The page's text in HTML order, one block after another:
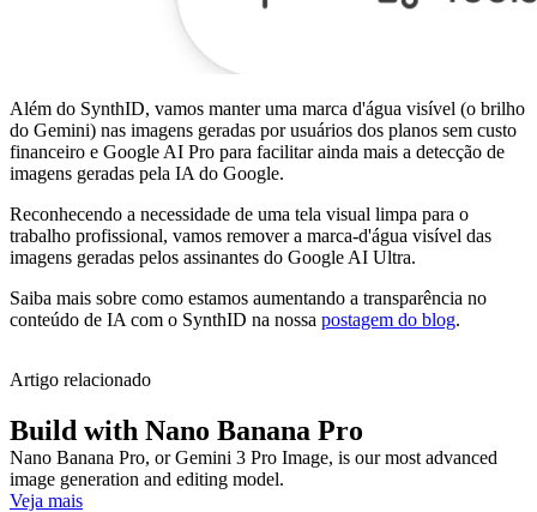
Além do SynthID, vamos manter uma marca d'água visível (o brilho
do Gemini) nas imagens geradas por usuários dos planos sem custo
financeiro e Google AI Pro para facilitar ainda mais a detecção de
imagens geradas pela IA do Google.
Reconhecendo a necessidade de uma tela visual limpa para o
trabalho profissional, vamos remover a marca-d'água visível das
imagens geradas pelos assinantes do Google AI Ultra.
Saiba mais sobre como estamos aumentando a transparência no
conteúdo de IA com o SynthID na nossa postagem do blog.
Artigo relacionado
Build with Nano Banana Pro
Nano Banana Pro, or Gemini 3 Pro Image, is our most advanced
image generation and editing model.
Veja mais